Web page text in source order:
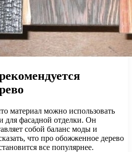
материал можно использовать
для фасадной отделки. Он
собой баланс моды и
что про обожженное дерево
все популярнее.